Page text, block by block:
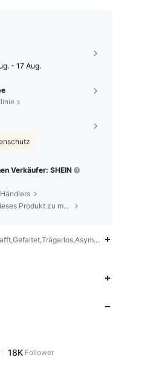
- 17 Aug.
Verkäufer: SHEIN
Um diesen Verkäufer und/oder dieses Produkt zu melden